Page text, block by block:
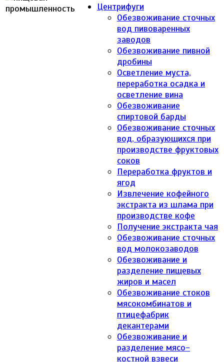
Центрифуги
Обезвоживание сточных
вод пивоваренных
заводов
Обезвоживание пивной
дробины
Осветление муста,
переработка осадка и
осветление вина
Обезвоживание
спиртовой барды
Обезвоживание сточных
вод, образующихся при
производстве фруктовых
соков
Переработка фруктов и
ягод
Извлечение кофейного
экстракта из шлама при
производстве кофе
Получение экстракта чая
Обезвоживание сточных
вод молокозаводов
Обезвоживание и
разделение пищевых
жиров и масел
Обезвоживание стоков
мясокомбинатов и
птицефабрик
декантерами
Обезвоживание и
разделение мясо-
костной взвеси